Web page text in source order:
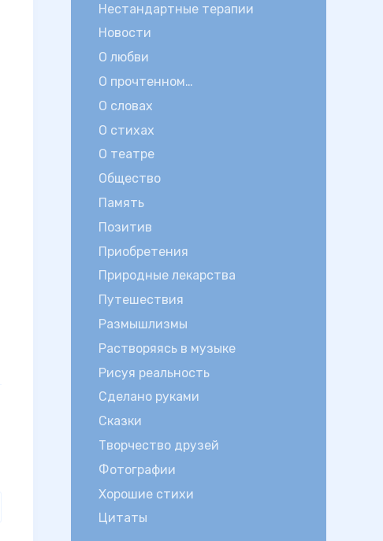
Нестандартные терапии
Новости
О любви
О прочтенном…
О словах
О стихах
О театре
Общество
Память
Позитив
Приобретения
Природные лекарства
Путешествия
Размышлизмы
Растворяясь в музыке
Рисуя реальность
Сделано руками
Сказки
Творчество друзей
Фотографии
Хорошие стихи
Цитаты